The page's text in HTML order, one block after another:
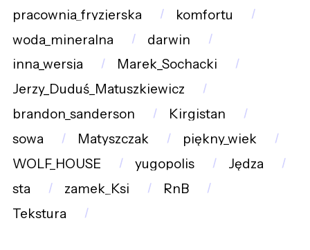
pracownia_fryzjerska
komfortu
woda_mineralna
darwin
inna_wersja
Marek_Sochacki
Jerzy_Duduś_Matuszkiewicz
brandon_sanderson
Kirgistan
sowa
Matyszczak
piękny_wiek
WOLF_HOUSE
yugopolis
Jędza
sta
zamek_Ksi
RnB
Tekstura